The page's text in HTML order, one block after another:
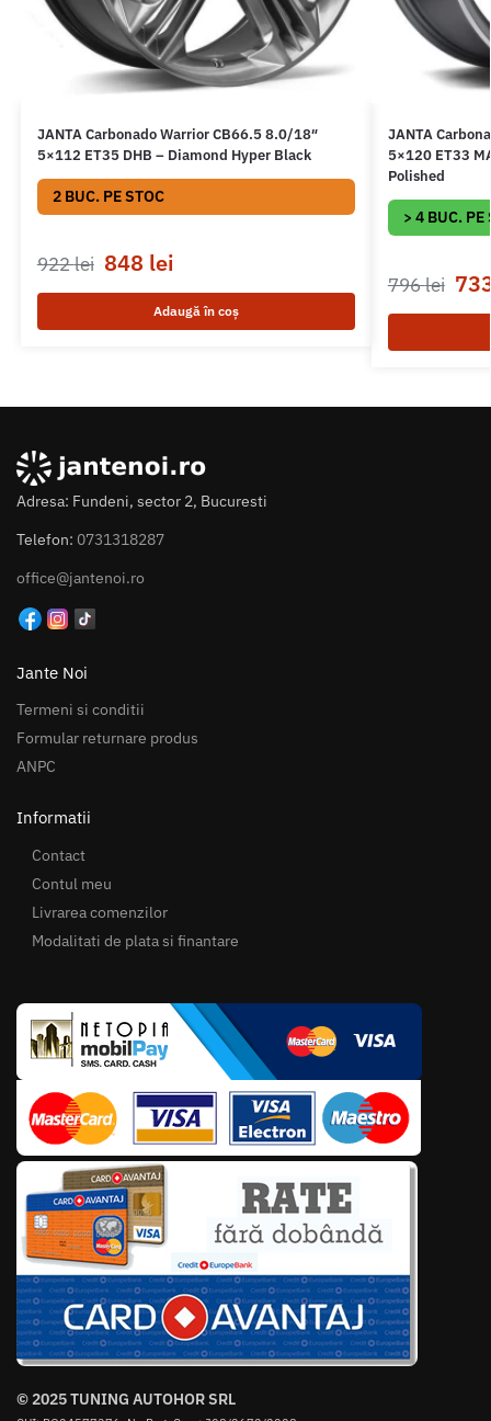
JANTA Carbonado Warrior CB66.5 8.0/18″
5×112 ET35 DHB – Diamond Hyper Black
2 BUC. PE STOC
922lei 848 lei
Adaugă în coș
JANTA
5×120 ET33
Polished
> 4 BUC. PE
796lei
Adresa: Fundeni, sector 2, Bucuresti
Telefon: 0731318287
office@jantenoi.ro
Jante Noi
Termeni si conditii
Formular returnare produs
ANPC
Informatii
Contact
Contul meu
Livrarea comenzilor
Modalitati de plata si finantare
© 2025 TUNING AUTOHOR SRL